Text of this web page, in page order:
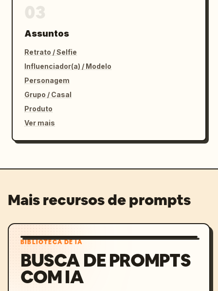
Assuntos
Retrato / Selfie
Influenciador(a) / Modelo
Personagem
Grupo / Casal
Produto
Ver mais
Mais recursos de prompts
BIBLIOTECA DE IA
BUSCA DE PROMPTS
COM IA